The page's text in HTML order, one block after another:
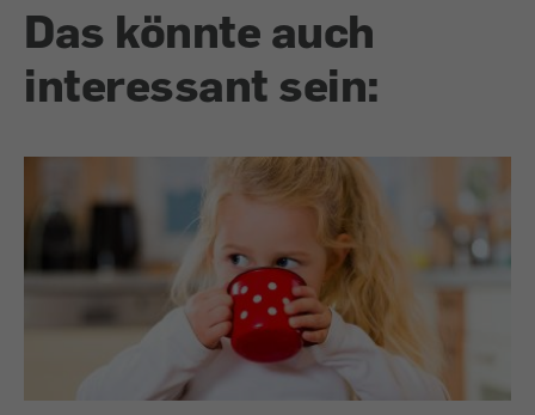
Das könnte auch
interessant sein: